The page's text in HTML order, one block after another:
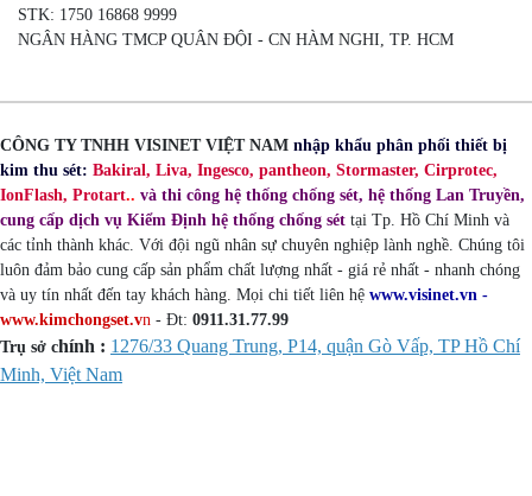
STK: 1750 16868 9999
NGÂN HÀNG TMCP QUÂN ĐỘI - CN HÀM NGHI, TP. HCM
CÔNG TY TNHH VISINET VIỆT NAM nhập khẩu phân phối thiết bị
kim thu sét: Bakiral, Liva, Ingesco, pantheon, Stormaster, Cirprotec,
IonFlash, Protart.. và thi công hệ thống chống sét, hệ thống Lan Truyền,
cung cấp dịch vụ Kiểm Định hệ thống chống sét tại Tp. Hồ Chí Minh và
các tỉnh thành khác. Với đội ngũ nhân sự chuyên nghiệp lành nghề. Chúng tôi
luôn đảm bảo cung cấp sản phẩm chất lượng nhất - giá rẻ nhất - nhanh chóng
và uy tín nhất đến tay khách hàng. Mọi chi tiết liên hệ www.visinet.vn -
www.kimchongset.vn - Đt: 0911.31.77.99
Trụ sở chính : 1276/33 Quang Trung, P14, quận Gò Vấp, TP Hồ Chí
Minh, Việt Nam